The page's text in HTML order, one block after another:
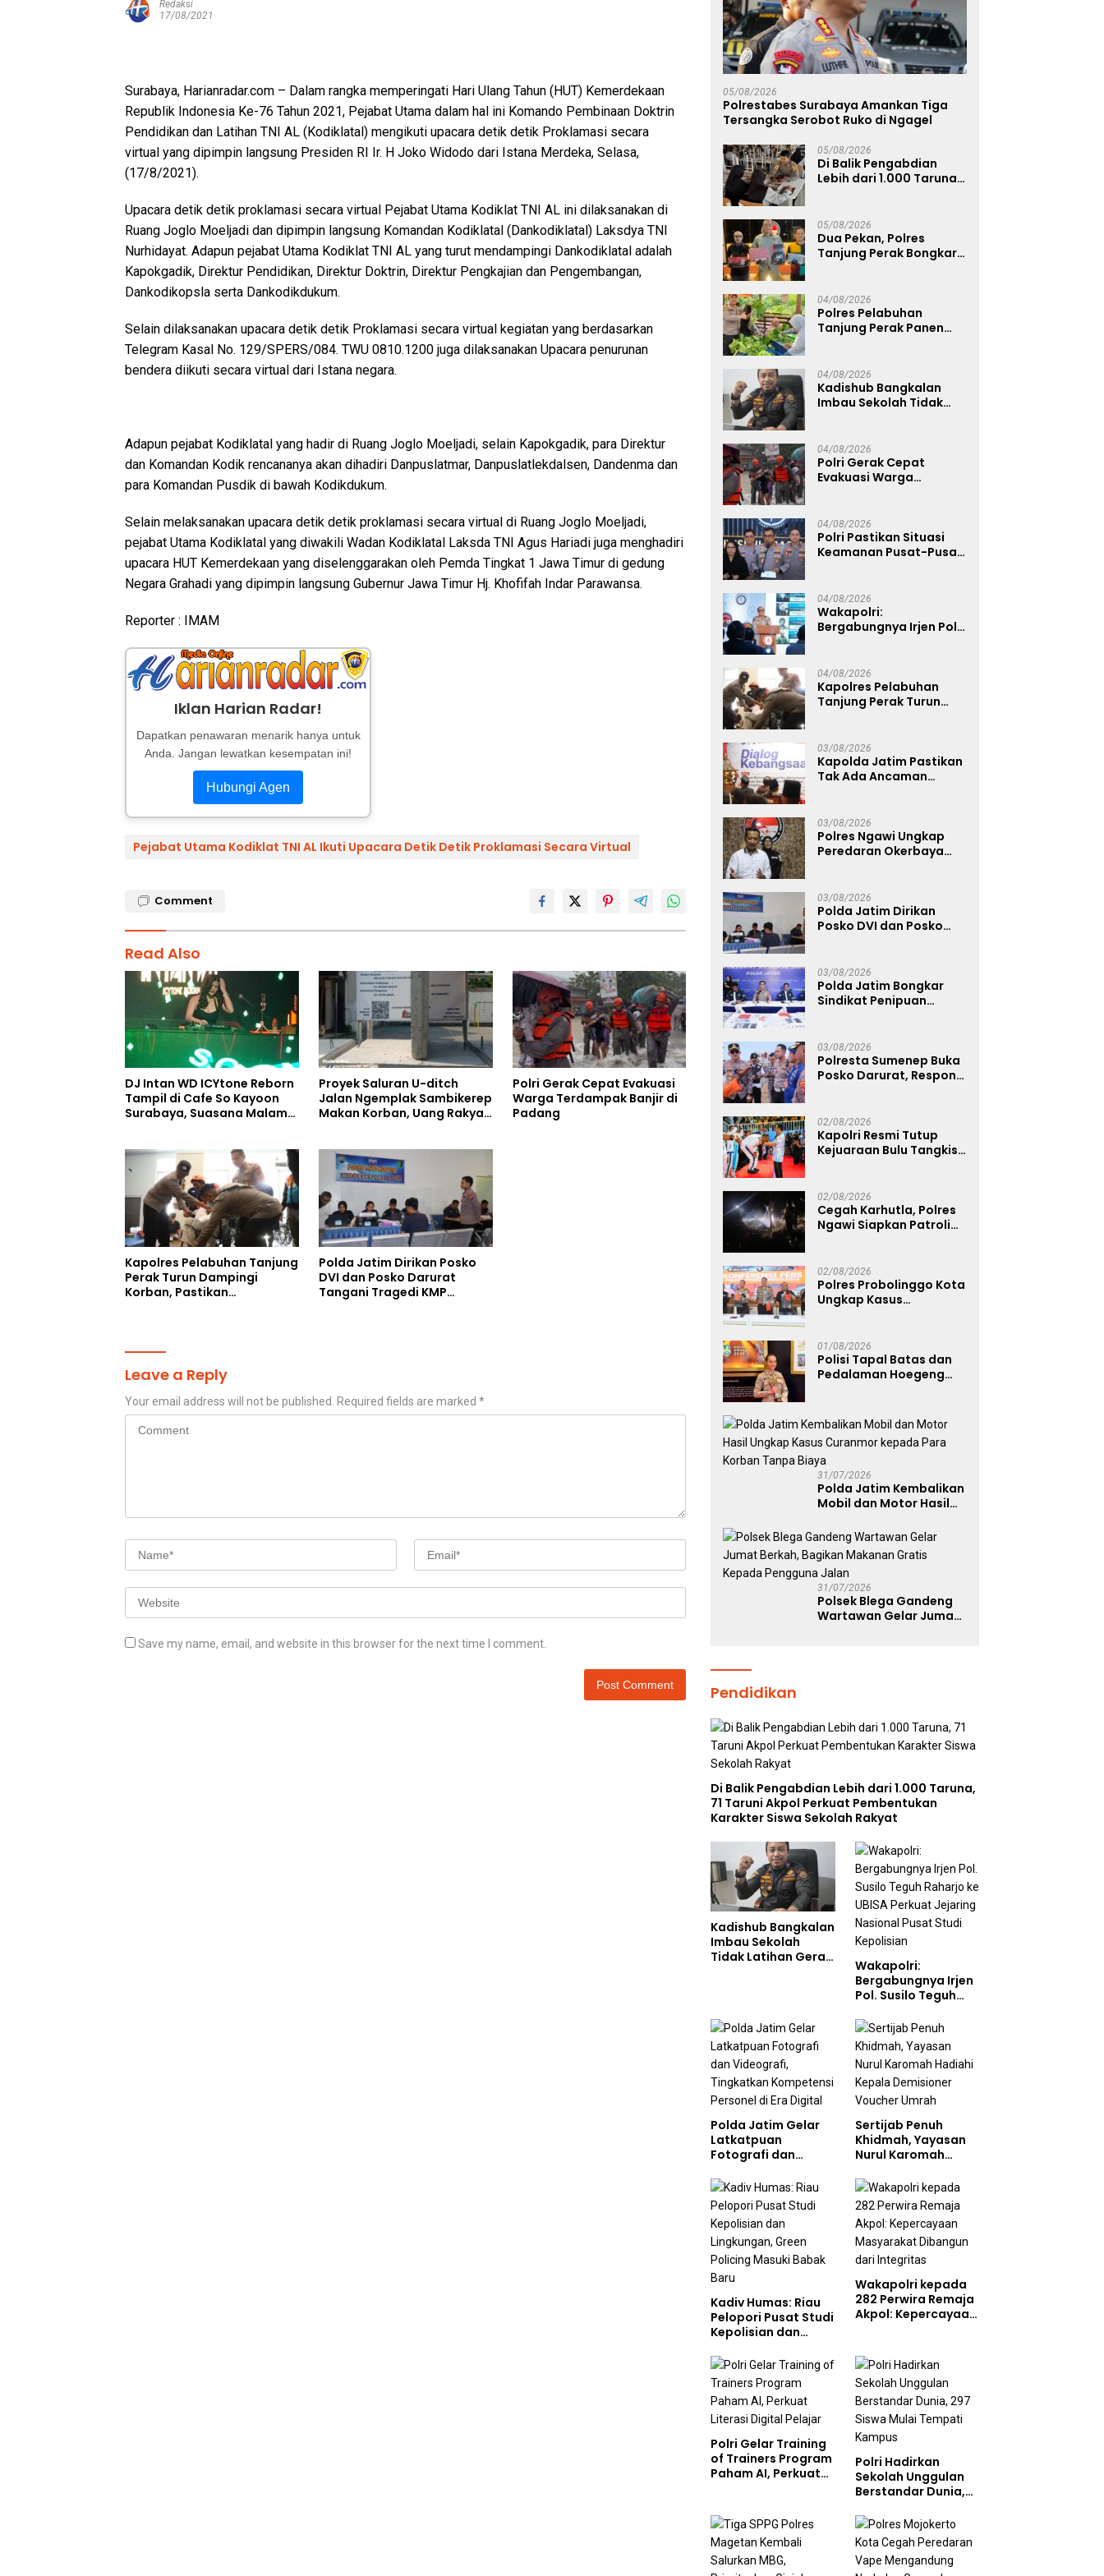
Redaksi
17/08/2021
Surabaya, Harianradar.com – Dalam rangka memperingati Hari Ulang Tahun (HUT) Kemerdekaan
Republik Indonesia Ke-76 Tahun 2021, Pejabat Utama dalam hal ini Komando Pembinaan Doktrin
Pendidikan dan Latihan TNI AL (Kodiklatal) mengikuti upacara detik detik Proklamasi secara
virtual yang dipimpin langsung Presiden RI Ir. H Joko Widodo dari Istana Merdeka, Selasa,
(17/8/2021).
Upacara detik detik proklamasi secara virtual Pejabat Utama Kodiklat TNI AL ini dilaksanakan di
Ruang Joglo Moeljadi dan dipimpin langsung Komandan Kodiklatal (Dankodiklatal) Laksdya TNI
Nurhidayat. Adapun pejabat Utama Kodiklat TNI AL yang turut mendampingi Dankodiklatal adalah
Kapokgadik, Direktur Pendidikan, Direktur Doktrin, Direktur Pengkajian dan Pengembangan,
Dankodikopsla serta Dankodikdukum.
Selain dilaksanakan upacara detik detik Proklamasi secara virtual kegiatan yang berdasarkan
Telegram Kasal No. 129/SPERS/084. TWU 0810.1200 juga dilaksanakan Upacara penurunan
bendera diikuti secara virtual dari Istana negara.
Adapun pejabat Kodiklatal yang hadir di Ruang Joglo Moeljadi, selain Kapokgadik, para Direktur
dan Komandan Kodik rencananya akan dihadiri Danpuslatmar, Danpuslatlekdalsen, Dandenma dan
para Komandan Pusdik di bawah Kodikdukum.
Selain melaksanakan upacara detik detik proklamasi secara virtual di Ruang Joglo Moeljadi,
pejabat Utama Kodiklatal yang diwakili Wadan Kodiklatal Laksda TNI Agus Hariadi juga menghadiri
upacara HUT Kemerdekaan yang diselenggarakan oleh Pemda Tingkat 1 Jawa Timur di gedung
Negara Grahadi yang dipimpin langsung Gubernur Jawa Timur Hj. Khofifah Indar Parawansa.
Reporter : IMAM
Iklan Harian Radar!
Dapatkan penawaran menarik hanya untuk
Anda. Jangan lewatkan kesempatan ini!
Hubungi Agen
Pejabat Utama Kodiklat TNI AL Ikuti Upacara Detik Detik Proklamasi Secara Virtual
Comment
Read Also
DJ Intan WD ICYtone Reborn
Tampil di Cafe So Kayoon
Surabaya, Suasana Malam
Proyek Saluran U-ditch
Jalan Ngemplak Sambikerep
Makan Korban, Uang Rakyat
Polri Gerak Cepat Evakuasi
Warga Terdampak Banjir di
Padang
Kapolres Pelabuhan Tanjung
Perak Turun Dampingi
Korban, Pastikan
Polda Jatim Dirikan Posko
DVI dan Posko Darurat
Tangani Tragedi KMP
Leave a Reply
Your email address will not be published. Required fields are marked *
Save my name, email, and website in this browser for the next time I comment.
05/08/2026
Polrestabes Surabaya Amankan Tiga
Tersangka Serobot Ruko di Ngagel
05/08/2026
Di Balik Pengabdian
Lebih dari 1.000 Taruna,
Siswa Sekolah Rakyat
05/08/2026
Dua Pekan, Polres
Tanjung Perak Bongkar
Ekstasi
04/08/2026
Polres Pelabuhan
Tanjung Perak Panen
Ketahanan Pangan
Nasional
04/08/2026
Kadishub Bangkalan
Imbau Sekolah Tidak
04/08/2026
Polri Gerak Cepat
Evakuasi Warga
04/08/2026
Polri Pastikan Situasi
Keamanan Pusat-Pusat
04/08/2026
Wakapolri:
Bergabungnya Irjen Pol.
Nasional Pusat Studi
Kepolisian
04/08/2026
Kapolres Pelabuhan
Tanjung Perak Turun
Kebakaran KM Mutiara
Sentosa 2 Berjalan
Maksimal
03/08/2026
Kapolda Jatim Pastikan
Tak Ada Ancaman
Percaya Hoaks
03/08/2026
Polres Ngawi Ungkap
Peredaran Okerbaya
03/08/2026
Polda Jatim Dirikan
Posko DVI dan Posko
Sentosa II
03/08/2026
Polda Jatim Bongkar
Sindikat Penipuan
Warga Binaan Lapas
Diamankan
03/08/2026
Polresta Sumenep Buka
Posko Darurat, Respon
Mutiara Sentosa 2
02/08/2026
Kapolri Resmi Tutup
Kejuaraan Bulu Tangkis
Polri Dukung Prestasi
Atlet Nasional
02/08/2026
Cegah Karhutla, Polres
Ngawi Siapkan Patroli
02/08/2026
Polres Probolinggo Kota
Ungkap Kasus
Diamankan
01/08/2026
Polisi Tapal Batas dan
Pedalaman Hoegeng
Pengabdian Humanis di
Nduga
31/07/2026
Polda Jatim Kembalikan
Mobil dan Motor Hasil
Curanmor kepada Para
Korban Tanpa Biaya
31/07/2026
Polsek Blega Gandeng
Wartawan Gelar Jumat
Pendidikan
Di Balik Pengabdian Lebih dari 1.000 Taruna,
71 Taruni Akpol Perkuat Pembentukan
Karakter Siswa Sekolah Rakyat
Kadishub Bangkalan
Imbau Sekolah
Tidak Latihan Gerak
Wakapolri:
Bergabungnya Irjen
Pol. Susilo Teguh
Perkuat Jejaring
Nasional Pusat
Studi Kepolisian
Polda Jatim Gelar
Latkatpuan
Fotografi dan
Tingkatkan
Kompetensi
Personel di Era
Digital
Sertijab Penuh
Khidmah, Yayasan
Nurul Karomah
Demisioner Voucher
Umrah
Kadiv Humas: Riau
Pelopori Pusat Studi
Kepolisian dan
Policing Masuki
Babak Baru
Wakapolri kepada
282 Perwira Remaja
Akpol: Kepercayaan
Integritas
Polri Gelar Training
of Trainers Program
Paham AI, Perkuat
Polri Hadirkan
Sekolah Unggulan
Berstandar Dunia,
Tempati Kampus